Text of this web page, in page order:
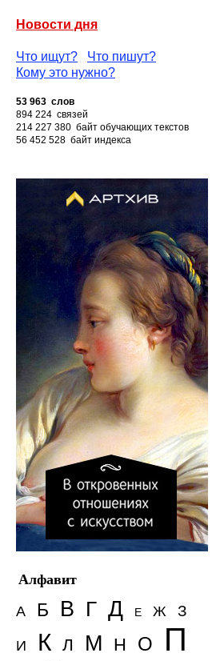
Новости дня
Что ищут?
Что пишут?
Кому это нужно?
53 963 слов
894 224 связей
214 227 380 байт обучающих текстов
56 452 528 байт индекса
Алфавит
А
Б В Г Д Е Ж З
И К Л М Н О П